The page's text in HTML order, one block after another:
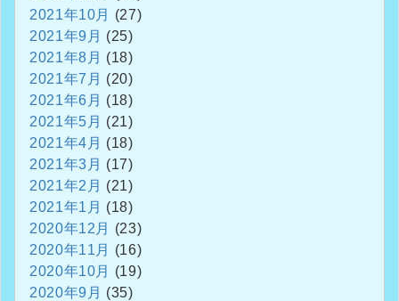
2021年10月
(27)
2021年9月 (25)
2021年8月 (18)
2021年7月 (20)
2021年6月 (18)
2021年5月 (21)
2021年4月 (18)
2021年3月 (17)
2021年2月 (21)
2021年1月 (18)
2020年12月
(23)
2020年11月
(16)
2020年10月
(19)
2020年9月 (35)